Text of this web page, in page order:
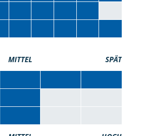
MITTEL SPÄT